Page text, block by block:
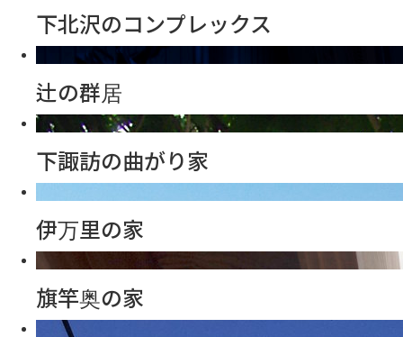
下北沢のコンプレックス
辻の群居
下諏訪の曲がり家
伊万里の家
旗竿奥の家